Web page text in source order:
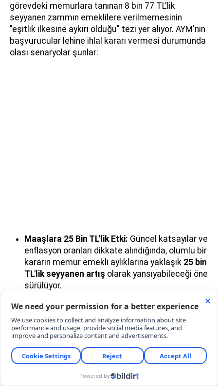
görevdeki memurlara tanınan 8 bin 77 TL'lik
seyyanen zammın emeklilere verilmemesinin
"eşitlik ilkesine aykırı olduğu" tezi yer alıyor. AYM'nin
başvurucular lehine ihlal kararı vermesi durumunda
olası senaryolar şunlar:
Maaşlara 25 Bin TL'lik Etki: Güncel katsayılar ve
enflasyon oranları dikkate alındığında, olumlu bir
kararın memur emekli aylıklarına yaklaşık 25 bin
TL'lik seyyanen artış olarak yansıyabileceği öne
sürülüyor.
Geriye Dönük Ödeme İhtimali:İhlal kararıyla
birlikte, uygulamanın başladığıTemmuz
2023'ten bu yanaoluşan maaş farklarının da
yasal olarak talep edilmesinin yolu açılabilecek.
EMEKLİLERDEN İMZA KAMPANYASI